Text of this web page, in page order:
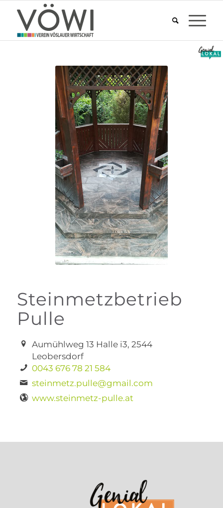
Steinmetzbetrieb
Pulle
Aumühlweg 13 Halle i3, 2544
Leobersdorf
0043 676 78 21 584
steinmetz.pulle@gmail.com
www.steinmetz-pulle.at